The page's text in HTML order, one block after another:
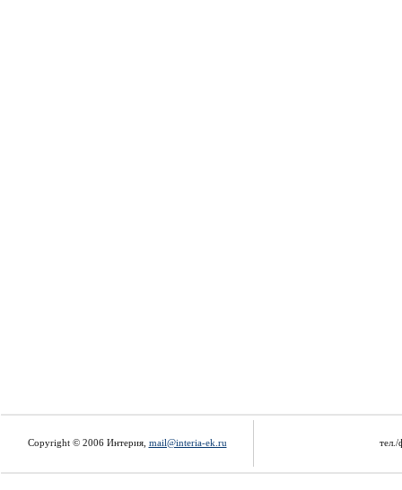
Copyright © 2006 Интерия, mail@interia-ek.ru